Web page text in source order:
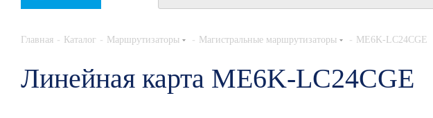
Главная - Каталог - Маршрутизаторы - Магистральные маршрутизаторы - ME6K-LC24CGE
Линейная карта ME6K-LC24CGE